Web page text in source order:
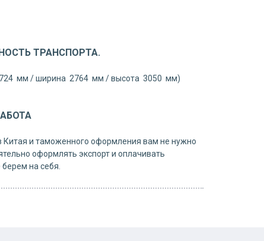
ТРАНСПОРТА.
мм / ширина 2764 мм / высота 3050 мм)
Китая и таможенного оформления вам не нужно
оформлять экспорт и оплачивать
на себя.